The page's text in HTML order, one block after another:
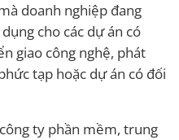
doanh nghiệp đang
cho các dự án có
giao công nghệ, phát
tạp hoặc dự án có đối
ty phần mềm, trung